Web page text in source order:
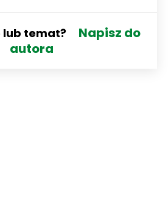
lub temat?
Napisz do
autora